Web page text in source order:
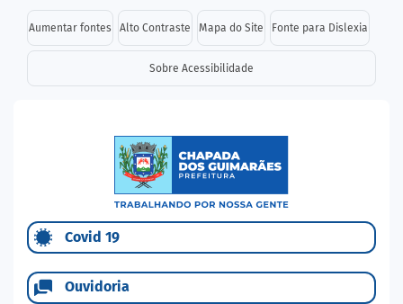
Seção de atalhos e links
Ir para o conteúdo [alt+1]
Ir para o menu [alt+2]
Ir para a busca [alt+3]
Aumentar fontes Alto Contraste Mapa do Site Fonte para Dislexia
Sobre Acessibilidade
Seção do menu principal
Covid 19
Ouvidoria